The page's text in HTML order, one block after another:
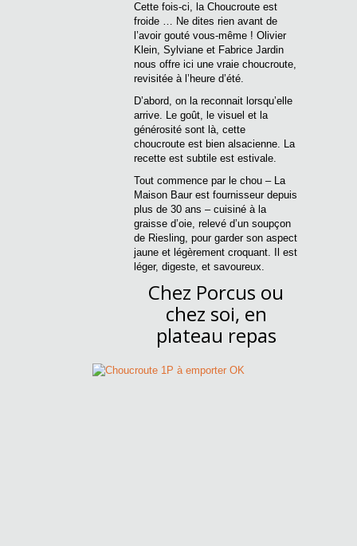
Cette fois-ci, la Choucroute est
froide … Ne dites rien avant de
l’avoir gouté vous-même ! Olivier
Klein, Sylviane et Fabrice Jardin
nous offre ici une vraie choucroute,
revisitée à l’heure d’été.
D’abord, on la reconnait lorsqu’elle
arrive. Le goût, le visuel et la
générosité sont là, cette
choucroute est bien alsacienne. La
recette est subtile est estivale.
Tout commence par le chou – La
Maison Baur est fournisseur depuis
plus de 30 ans – cuisiné à la
graisse d’oie, relevé d’un soupçon
de Riesling, pour garder son aspect
jaune et légèrement croquant. Il est
léger, digeste, et savoureux.
Chez Porcus ou
chez soi, en
plateau repas